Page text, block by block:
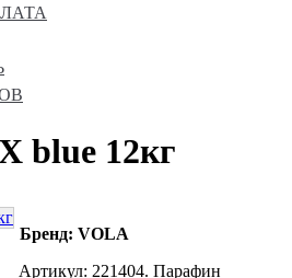
blue 12кг
Бренд: VOLA
Артикул: 221404. Парафин